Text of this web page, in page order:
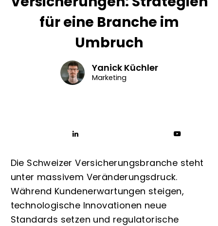
für eine Branche im
Umbruch
Yanick Küchler
Marketing
Die Schweizer Versicherungsbranche steht
unter massivem Veränderungsdruck.
Während Kundenerwartungen steigen,
technologische Innovationen neue
Standards setzen und regulatorische